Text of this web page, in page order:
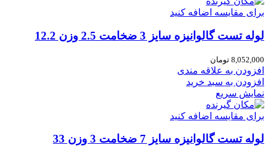
برای مقایسه اضافه کنید
لوله تست گالوانیزه سایز 3 ضخامت 2.5 وزن 12.2
8,052,000 تومان
افزودن به علاقه مندی
افزودن به سبد خرید
نمایش سریع
برای مقایسه اضافه کنید
لوله تست گالوانیزه سایز 7 ضخامت 3 وزن 33